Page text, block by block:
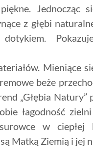
Jednocząc
z głębi
dotykiem.
Mieniące
beże
„Głębia
łagodność
w ciepłej
Matką Ziemią i jej